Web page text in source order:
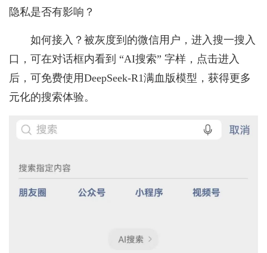
隐私是否有影响？
如何接入？被灰度到的微信用户，进入搜一搜入
口，可在对话框内看到 “AI搜索” 字样，点击进入
后，可免费使用DeepSeek-R1满血版模型，获得更多
元化的搜索体验。